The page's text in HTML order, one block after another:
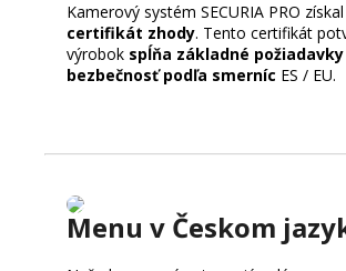
Kamerový systém SECURIA PRO získal
certifikát zhody. Tento certifikát
výrobok spĺňa základné
bezbečnosť podľa smerníc ES / EU.
Menu v Českom